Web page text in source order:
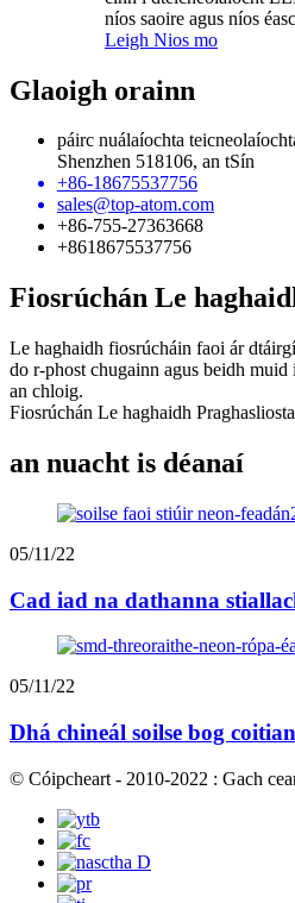
níos saoire agus níos
Leigh Nios mo
Glaoigh orainn
páirc nuálaíochta
Shenzhen 518106, an tSín
+86-18675537756
sales@top-atom.com
+86-755-27363668
+8618675537756
Fiosrúchán Le
Le haghaidh fiosrúcháin faoi ár
do r-phost chugainn agus beidh
an chloig.
Fiosrúchán Le haghaidh Praghasliosta
an nuacht is déanaí
05/11/22
Cad iad na dathanna
05/11/22
Dhá chineál soilse bog
© Cóipcheart - 2010-2022 : Gach